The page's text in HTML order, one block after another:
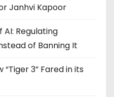
Janhvi Kapoor
AI: Regulating
of Banning It
“Tiger 3” Fared in its